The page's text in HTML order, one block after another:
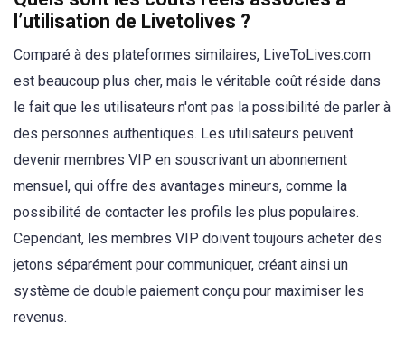
l’utilisation de Livetolives ?
Comparé à des plateformes similaires, LiveToLives.com
est beaucoup plus cher, mais le véritable coût réside dans
le fait que les utilisateurs n'ont pas la possibilité de parler à
des personnes authentiques. Les utilisateurs peuvent
devenir membres VIP en souscrivant un abonnement
mensuel, qui offre des avantages mineurs, comme la
possibilité de contacter les profils les plus populaires.
Cependant, les membres VIP doivent toujours acheter des
jetons séparément pour communiquer, créant ainsi un
système de double paiement conçu pour maximiser les
revenus.